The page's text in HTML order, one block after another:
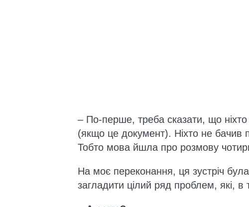
– По-перше, треба сказати, що
(якщо це документ). Ніхто не бачив
Тобто мова йшла про розмову
На моє переконання, ця зустріч
загладити цілий ряд проблем, які, в